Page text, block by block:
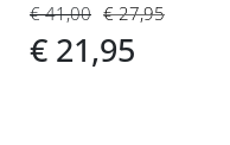
€ 41,00
€ 21,95
€ 27,95